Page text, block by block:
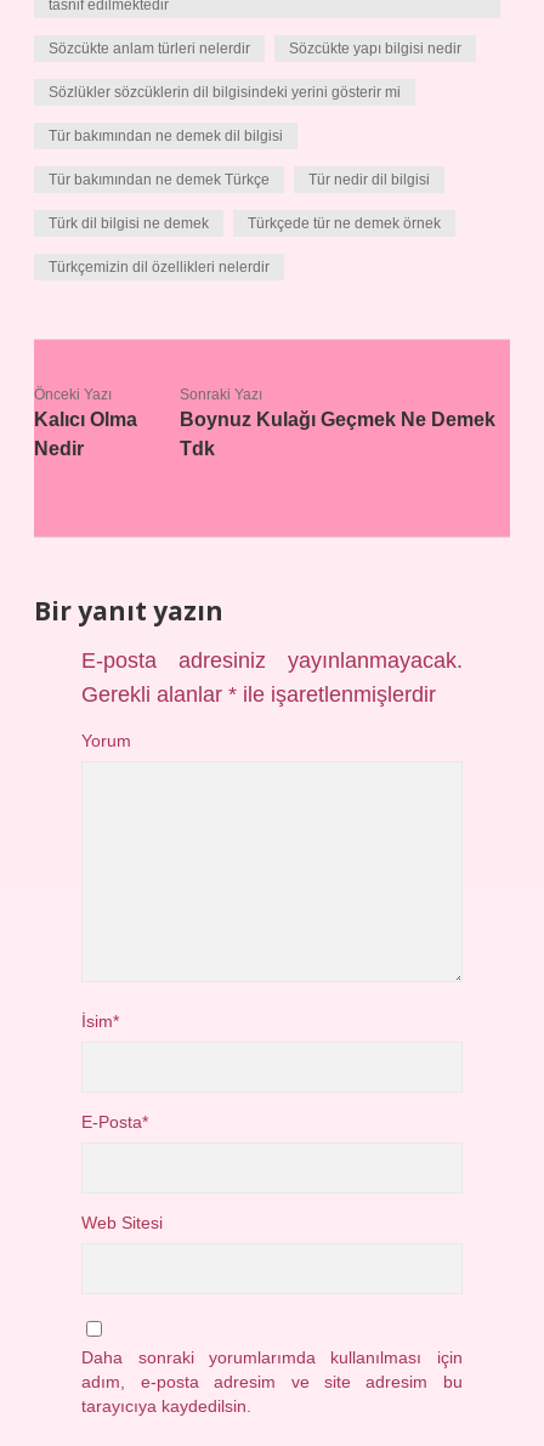
tasnif edilmektedir
Sözcükte anlam türleri nelerdir Sözcükte yapı bilgisi nedir
Sözlükler sözcüklerin dil bilgisindeki yerini gösterir mi
Tür bakımından ne demek dil bilgisi
Tür bakımından ne demek Türkçe Tür nedir dil bilgisi
Türk dil bilgisi ne demek Türkçede tür ne demek örnek
Türkçemizin dil özellikleri nelerdir
Önceki Yazı
Kalıcı Olma
Nedir
Sonraki Yazı
Boynuz Kulağı Geçmek Ne Demek
Tdk
Bir yanıt yazın
E-posta adresiniz yayınlanmayacak.
Gerekli alanlar* ile işaretlenmişlerdir
Yorum
İsim*
E-Posta*
Web Sitesi
Daha sonraki yorumlarımda kullanılması için
adım, e-posta adresim ve site adresim bu
tarayıcıya kaydedilsin.